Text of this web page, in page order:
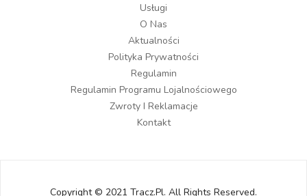
Usługi
O Nas
Aktualności
Polityka Prywatności
Regulamin
Regulamin Programu Lojalnościowego
Zwroty I Reklamacje
Kontakt
Copyright © 2021 Tracz.pl. All Rights Reserved.